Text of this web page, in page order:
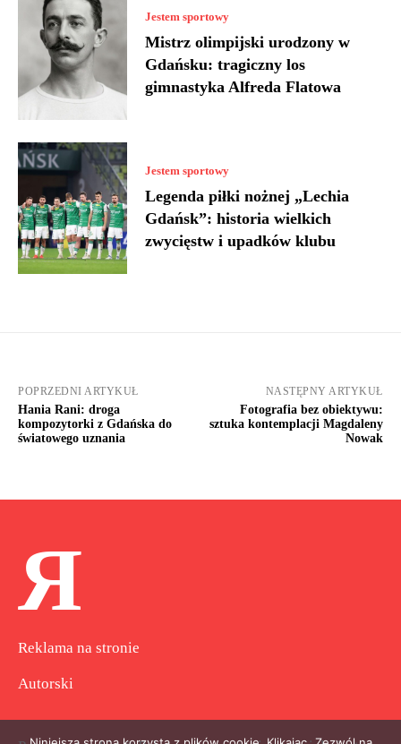
Jestem sportowy
Mistrz olimpijski urodzony w
Gdańsku: tragiczny los
gimnastyka Alfreda Flatowa
Jestem sportowy
Legenda piłki nożnej „Lechia
Gdańsk”: historia wielkich
zwycięstw i upadków klubu
POPRZEDNI ARTYKUŁ
Hania Rani: droga
kompozytorki z Gdańska do
światowego uznania
NASTĘPNY ARTYKUŁ
Fotografia bez obiektywu:
sztuka kontemplacji Magdaleny
Nowak
Я
Reklama na stronie
Autorski